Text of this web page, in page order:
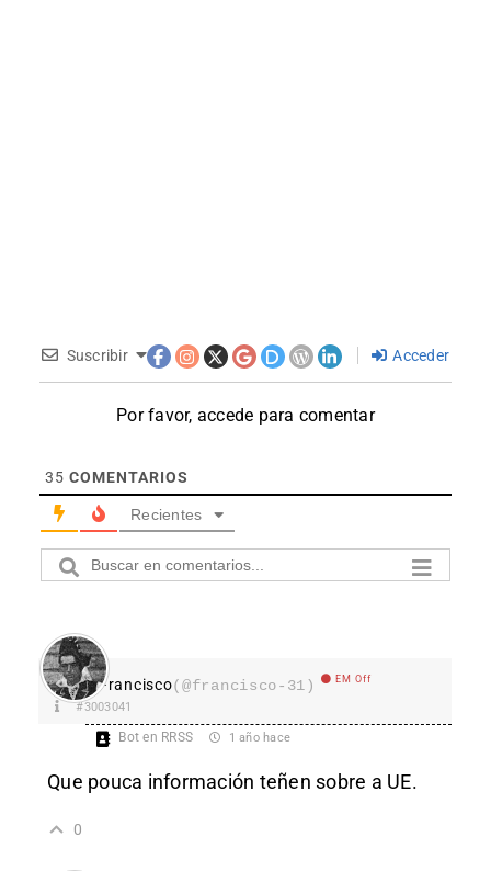
Suscribir Acceder
Por favor, accede para comentar
35 COMENTARIOS
Recientes
Francisco(@francisco-31) EM Off
#3003041
Bot en RRSS 1 año hace
Que pouca información teñen sobre a UE.
0